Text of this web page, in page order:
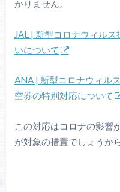
かりません。
JAL | 新型コロナウィル
いについて
ANA | 新型コロナウィル
空券の特別対応について
この対応はコロナの影響
が対象の措置でしょうから